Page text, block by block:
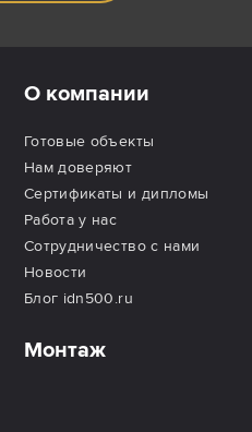
О компании
Готовые объекты
Нам доверяют
Сертификаты и дипломы
Работа у нас
Сотрудничество с нами
Новости
Блог idn500.ru
Монтаж